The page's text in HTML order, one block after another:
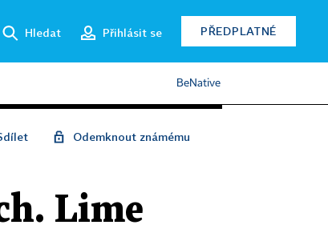
Hledat Přihlásit se PŘEDPLATNÉ
BeNative
Odemknout známému
Lime